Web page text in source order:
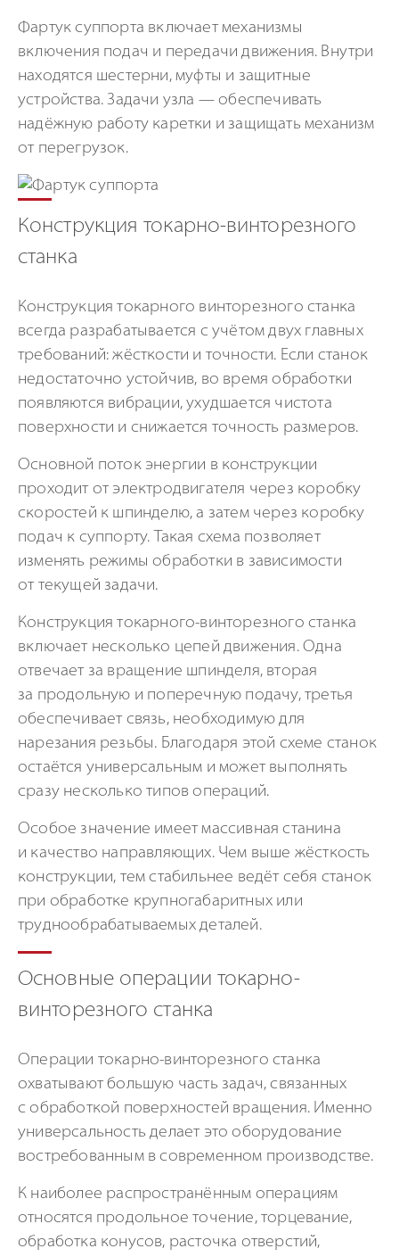
Фартук суппорта включает механизмы
включения подач и передачи движения. Внутри
находятся шестерни, муфты и защитные
устройства. Задачи узла — обеспечивать
надёжную работу каретки и защищать механизм
от перегрузок.
Конструкция токарно-винторезного
станка
Конструкция токарного винторезного станка
всегда разрабатывается с учётом двух главных
требований: жёсткости и точности. Если станок
недостаточно устойчив, во время обработки
появляются вибрации, ухудшается чистота
поверхности и снижается точность размеров.
Основной поток энергии в конструкции
проходит от электродвигателя через коробку
скоростей к шпинделю, а затем через коробку
подач к суппорту. Такая схема позволяет
изменять режимы обработки в зависимости
от текущей задачи.
Конструкция токарного-винторезного станка
включает несколько цепей движения. Одна
отвечает за вращение шпинделя, вторая
за продольную и поперечную подачу, третья
обеспечивает связь, необходимую для
нарезания резьбы. Благодаря этой схеме станок
остаётся универсальным и может выполнять
сразу несколько типов операций.
Особое значение имеет массивная станина
и качество направляющих. Чем выше жёсткость
конструкции, тем стабильнее ведёт себя станок
при обработке крупногабаритных или
труднообрабатываемых деталей.
Основные операции токарно-
винторезного станка
Операции токарно-винторезного станка
охватывают большую часть задач, связанных
с обработкой поверхностей вращения. Именно
универсальность делает это оборудование
востребованным в современном производстве.
К наиболее распространённым операциям
относятся продольное точение, торцевание,
обработка конусов, расточка отверстий,